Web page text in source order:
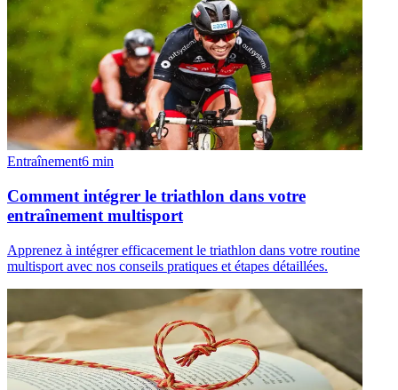
Entraînement6 min
Comment intégrer le triathlon dans votre
entraînement multisport
Apprenez à intégrer efficacement le triathlon dans votre routine
multisport avec nos conseils pratiques et étapes détaillées.